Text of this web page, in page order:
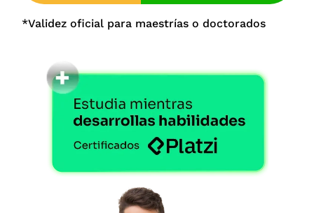
*Validez oficial para maestrías o doctorados